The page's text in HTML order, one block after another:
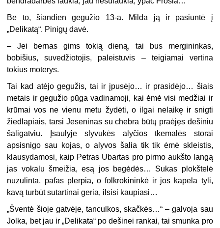
Be to, šiandien gegužio 13-a. Milda ją ir pasiuntė į
„Delikatą“. Pinigų davė.
– Jei bernas gims tokią dieną, tai bus mergininkas,
bobišius, suvedžiotojis, paleistuvis – teigiamai vertina
tokius moterys.
Tai kad atėjo gegužis, tai ir įpusėjo… ir prasidėjo… šiais
metais ir gegužio pūga vadinamoji, kai ėmė visi medžiai ir
krūmai vos ne vienu metu žydėti, o ilgai nelaikę ir snigti
žiedlapiais, tarsi Jeseninas su chebra būtų praėjęs dešiniu
šaligatviu. Įsaulyje slyvukės alyčios tkemalės storai
apsisnigo sau kojas, o alyvos šalia tik tik ėmė skleistis,
klausydamosi, kaip Petras Ubartas pro pirmo aukšto langą
jas vokalu šmeižia, esą jos begėdės… Sukas plokštelė
nuzulinta, pafas plerpia, o folkrokininkė ir jos kapela tyli,
kavą turbūt sutartinai geria, ilsisi kaupiasi…
„Šventė šioje gatvėje, tanculkos, skačkės…“ – galvoja sau
Jolka, bet jau ir „Delikata“ po dešinei rankai, tai smunka pro